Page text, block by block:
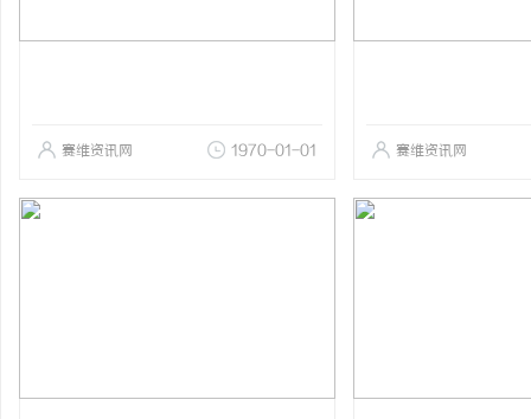
赛维资讯网 1970-01-01 赛维资讯网